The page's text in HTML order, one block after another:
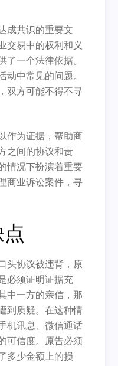
成共识的重要文
交易中的权利和义
了一个法律依据。
动中常见的问题。
双方可能不得不寻
作为证据，帮助商
之间的协议和责
情况下扮演着重要
商业诉讼案件，寻
头协议被违背，原
必须证明证据充
中一方的亲信，那
到质疑。在这种情
机讯息、微信通话
可信度。原告必须
多少金额上的损